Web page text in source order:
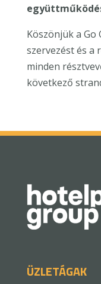
Köszönjük a Go
szervezést és a
minden
következő
ÜZLETÁGAK